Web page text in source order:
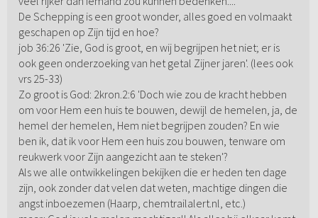
De Schepping is een groot wonder, alles goed en volmaakt
geschapen op Zijn tijd en hoe?
job 36:26 'Zie, God is groot, en wij begrijpen het niet; er is
ook geen onderzoeking van het getal Zijner jaren'. (lees ook
vrs 25-33)
Zo groot is God: 2kron.2:6 'Doch wie zou de kracht hebben
om voor Hem een huis te bouwen, dewijl de hemelen, ja, de
hemel der hemelen, Hem niet begrijpen zouden? En wie
ben ik, dat ik voor Hem een huis zou bouwen, tenware om
reukwerk voor Zijn aangezicht aan te steken'?
Als we alle ontwikkelingen bekijken die er heden ten dage
zijn, ook zonder dat velen dat weten, machtige dingen die
angst inboezemen (Haarp, chemtrailalert.nl, etc.)